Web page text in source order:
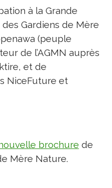
à la Grande
Gardiens de Mère
(peuple
de l’AGMN auprès
et de
NiceFuture et
brochure de
Mère Nature.